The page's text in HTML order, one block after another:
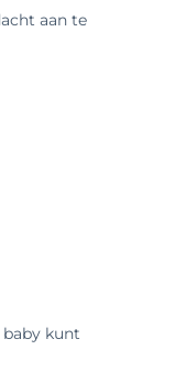
aan te
baby kunt